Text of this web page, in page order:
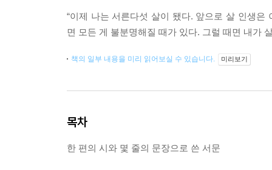
“이제 나는 서른다섯 살이 됐다. 앞으로 살 인생
면 모든 게 불분명해질 때가 있다. 그럴 때면 내가
책의 일부 내용을 미리 읽어보실 수 있습니다. 미리보기
목차
한 편의 시와 몇 줄의 문장으로 쓴 서문